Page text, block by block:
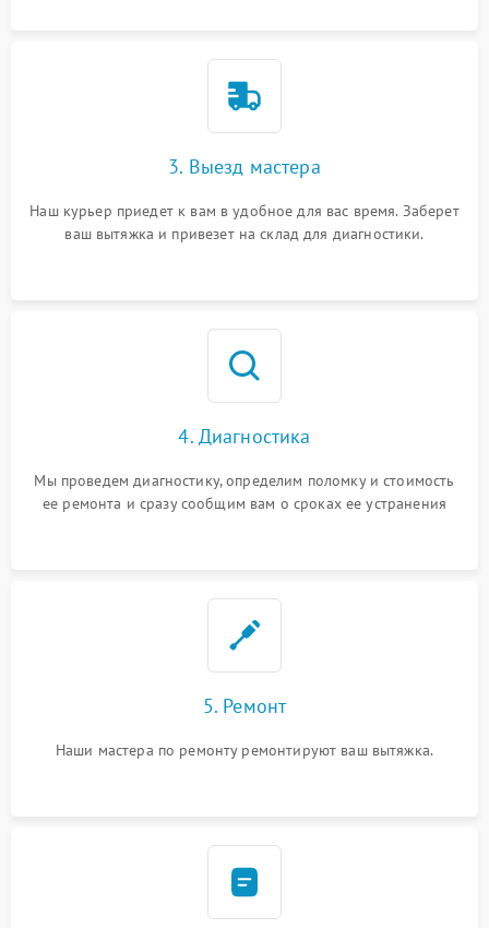
3. Выезд мастера
Наш курьер приедет к вам в удобное для вас время. Заберет
ваш вытяжка и привезет на склад для диагностики.
4. Диагностика
Мы проведем диагностику, определим поломку и стоимость
ее ремонта и сразу сообщим вам о сроках ее устранения
5. Ремонт
Наши мастера по ремонту ремонтируют ваш вытяжка.